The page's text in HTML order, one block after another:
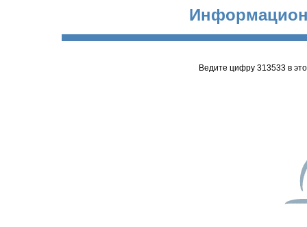
Ведите цифру 313533 в